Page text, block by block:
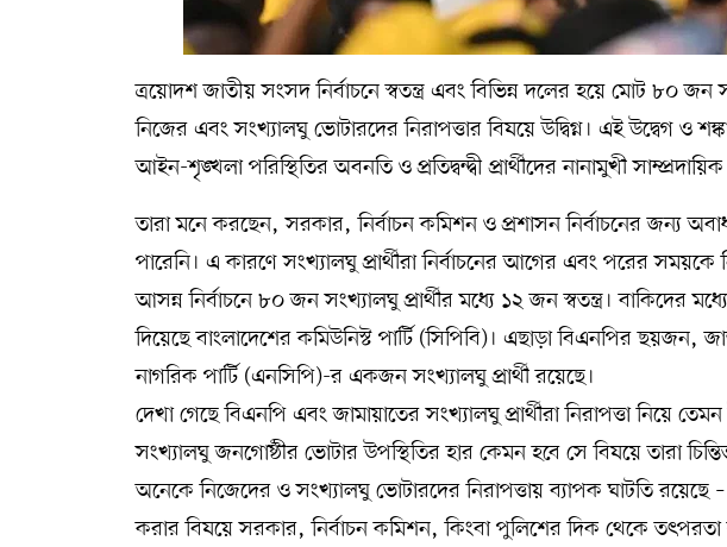
ত্রয়োদশ জাতীয় সংসদ নির্বাচনে স্বতন্ত্র এবং বিভিন্ন দলের হয়ে মোট ৮০ জন
নিজের এবং সংখ্যালঘু ভোটারদের নিরাপত্তার বিষয়ে উদ্বিগ্ন। এই উদ্বেগ ও
আইন-শৃঙ্খলা পরিস্থিতির অবনতি ও প্রতিদ্বন্দ্বী প্রার্থীদের নানামুখী
তারা মনে করছেন, সরকার, নির্বাচন কমিশন ও প্রশাসন নির্বাচনের জন্য
পারেনি। এ কারণে সংখ্যালঘু প্রার্থীরা নির্বাচনের আগের এবং পরের
আসন্ন নির্বাচনে ৮০ জন সংখ্যালঘু প্রার্থীর মধ্যে ১২ জন স্বতন্ত্র। বাকিদের
দিয়েছে বাংলাদেশের কমিউনিস্ট পার্টি (সিপিবি)। এছাড়া বিএনপির
নাগরিক পার্টি (এনসিপি)-র একজন সংখ্যালঘু প্রার্থী রয়েছে।
দেখা গেছে বিএনপি এবং জামায়াতের সংখ্যালঘু প্রার্থীরা নিরাপত্তা নিয়ে
সংখ্যালঘু জনগোষ্ঠীর ভোটার উপস্থিতির হার কেমন হবে সে বিষয়ে তারা
অনেকে নিজেদের ও সংখ্যালঘু ভোটারদের নিরাপত্তায় ব্যাপক ঘাটতি রয়েছে
করার বিষয়ে সরকার, নির্বাচন কমিশন, কিংবা পুলিশের দিক থেকে